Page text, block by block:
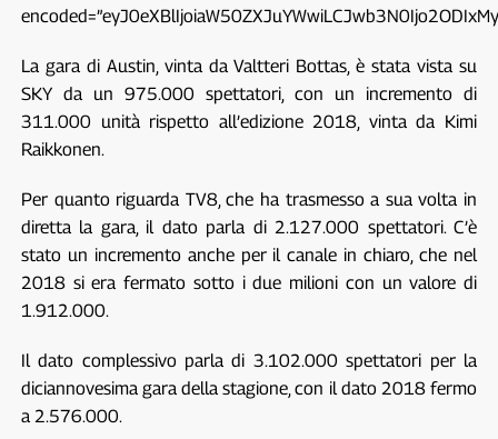
La gara di Austin, vinta da Valtteri Bottas, è stata vista su
SKY da un 975.000 spettatori, con un incremento di
311.000 unità rispetto all’edizione 2018, vinta da Kimi
Raikkonen.
Per quanto riguarda TV8, che ha trasmesso a sua volta in
diretta la gara, il dato parla di 2.127.000 spettatori. C’è
stato un incremento anche per il canale in chiaro, che nel
2018 si era fermato sotto i due milioni con un valore di
1.912.000.
Il dato complessivo parla di 3.102.000 spettatori per la
diciannovesima gara della stagione, con il dato 2018 fermo
a 2.576.000.